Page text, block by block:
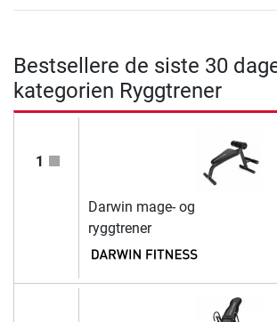
Bestsellere de siste 30
kategorien Ryggtrener
1
Darwin mage- og
ryggtrener